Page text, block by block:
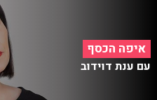
איפה הכסף
עם ענת דוידוב